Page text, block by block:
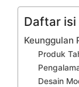
Daftar isi
Keunggulan
Produk
Desain